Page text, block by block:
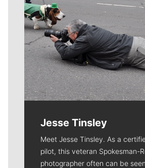
Jesse Tinsley
Meet Jesse Tinsley. As a
pilot, this veteran Spokesman-
photographer often can be